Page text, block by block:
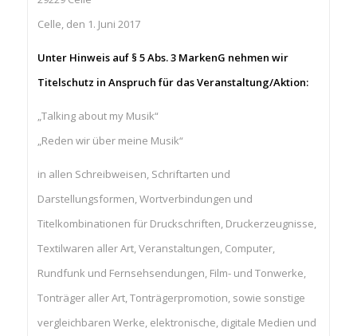
Celle, den 1. Juni 2017
Unter Hinweis auf § 5 Abs. 3 MarkenG nehmen wir
Titelschutz in Anspruch für das Veranstaltung/Aktion:
„Talking about my Musik“
„Reden wir über meine Musik“
in allen Schreibweisen, Schriftarten und
Darstellungsformen, Wortverbindungen und
Titelkombinationen für Druckschriften, Druckerzeugnisse,
Textilwaren aller Art, Veranstaltungen, Computer,
Rundfunk und Fernsehsendungen, Film- und Tonwerke,
Tonträger aller Art, Tonträgerpromotion, sowie sonstige
vergleichbaren Werke, elektronische, digitale Medien und